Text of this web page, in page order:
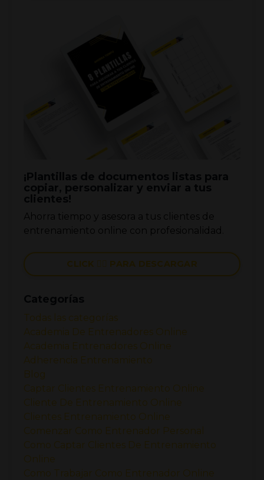
Ahorra tiempo y asesora a tus clientes de
entrenamiento online con profesionalidad.
CLICK 👉🏼 PARA DESCARGAR
Todas las categorías
Academia De Entrenadores Online
Academia Entrenadores Online
Adherencia Entrenamiento
Blog
Captar Clientes Entrenamiento Online
Cliente De Entrenamiento Online
Clientes Entrenamiento Online
Comenzar Como Entrenador Personal
Como Captar Clientes De Entrenamiento
Online
Como Trabajar Como Entrenador Online